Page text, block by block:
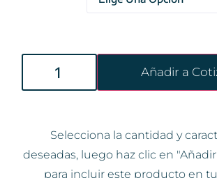
Añadir a
Selecciona la cantidad y
deseadas, luego haz clic en
para incluir este producto en